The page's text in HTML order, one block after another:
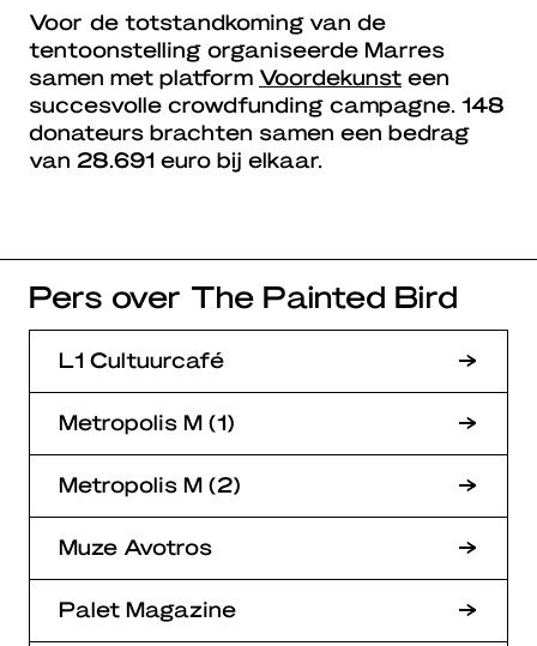
Voor de totstandkoming van de
tentoonstelling organiseerde Marres
samen met platform Voordekunst een
succesvolle crowdfunding campagne. 148
donateurs brachten samen een bedrag
van 28.691 euro bij elkaar.
Pers over The Painted Bird
L1 Cultuurcafé
Metropolis M (1)
Metropolis M (2)
Muze Avotros
Palet Magazine